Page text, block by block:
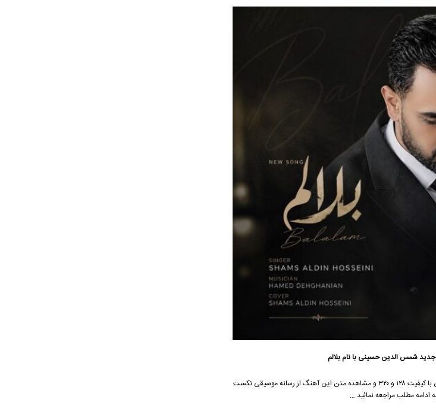
جدیدشمس الدین حسینی با نام بلالم
جهت دانلود آهنگ بلالم از شمس الدین حسینی با کیفیت ۱۲۸ و ۳۲۰ و مشاهده متن این آهنگ از رسانه موسیقی نکست
ادامه مطلب مراجعه نمائید …